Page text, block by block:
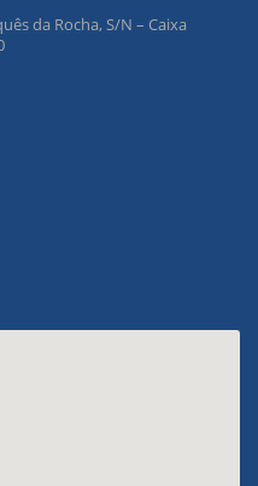
da Rocha, S/N – Caixa